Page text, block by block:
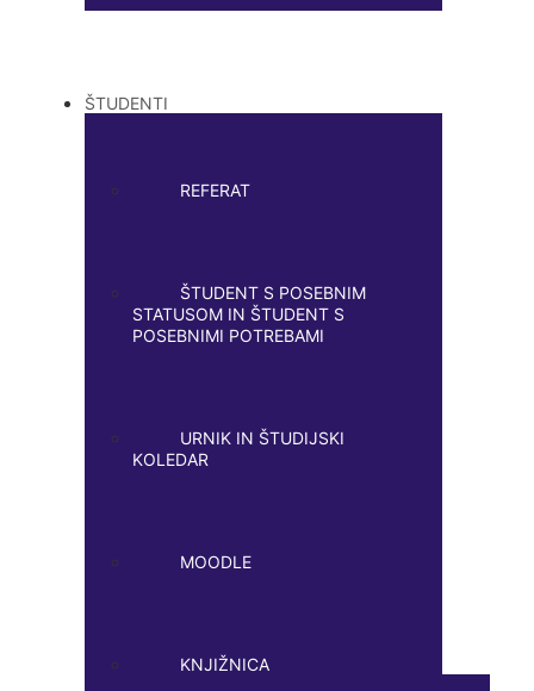
ŠTUDENTI
REFERAT
ŠTUDENT S POSEBNIM
STATUSOM IN ŠTUDENT S
POSEBNIMI POTREBAMI
URNIK IN ŠTUDIJSKI
KOLEDAR
MOODLE
KNJIŽNICA